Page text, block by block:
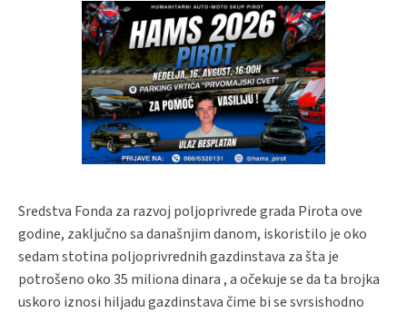
Sredstva Fonda za razvoj poljoprivrede grada Pirota ove
godine, zaključno sa današnjim danom, iskoristilo je oko
sedam stotina poljoprivrednih gazdinstava za šta je
potrošeno oko 35 miliona dinara , a očekuje se da ta brojka
uskoro iznosi hiljadu gazdinstava čime bi se svrsishodno